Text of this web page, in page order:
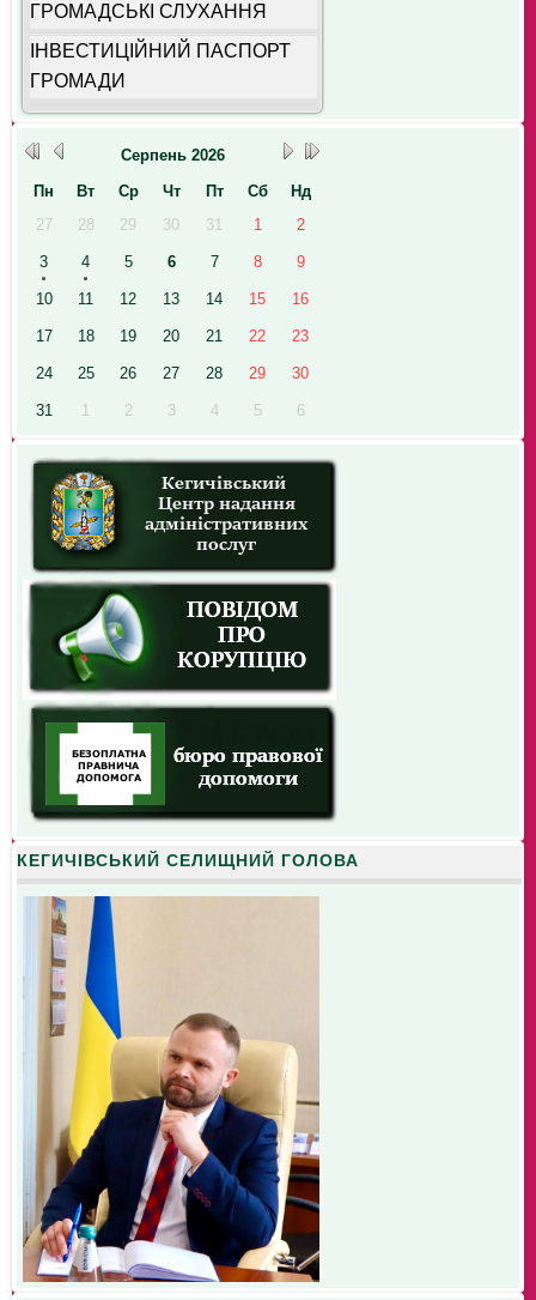
ГРОМАДСЬКІ СЛУХАННЯ
ІНВЕСТИЦІЙНИЙ ПАСПОРТ
ГРОМАДИ
Серпень 2026
Пн
Вт Ср Чт Пт Сб
Нд
27
28 29 30 31 1 2
3 4 5 6 7 8 9
10 11 12 13 14 15 16
17 18 19 20 21 22 23
24 25 26 27 28 29 30
31 1 2 3 4 5 6
КЕГИЧІВСЬКИЙ СЕЛИЩНИЙ ГОЛОВА